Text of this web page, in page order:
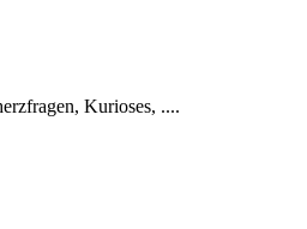
Kurioses, ....